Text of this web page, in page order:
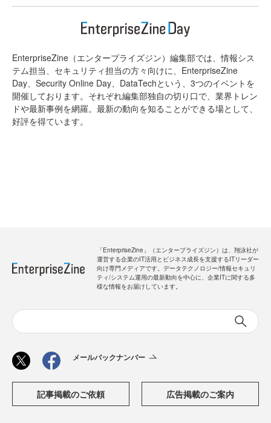
EnterpriseZine（エンタープライズジン）編集部では、情報シス
テム担当、セキュリティ担当の方々向けに、EnterpriseZine
Day、Security Online Day、DataTechという、3つのイベントを
開催しております。それぞれ編集部独自の切り口で、業界トレン
ドや最新事例を網羅。最新の動向を知ることができる場として、
好評を得ています。
「EnterpriseZine」（エンタープライズジン）は、翔泳社が
運営する企業のIT活用とビジネス成長を支援するITリーダー
向け専門メディアです。データテクノロジー/情報セキュリ
ティ/システム運用の最新動向を中心に、企業ITに関する多
様な情報をお届けしています。
メールバックナンバー
記事掲載のご依頼 広告掲載のご案内